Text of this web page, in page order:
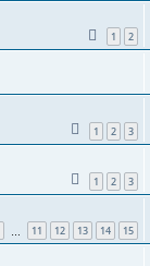
1 2
1 2 3
1 2 3
11 12 13 14 15